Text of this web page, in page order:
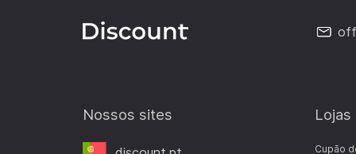
Nossos sites
Cupão